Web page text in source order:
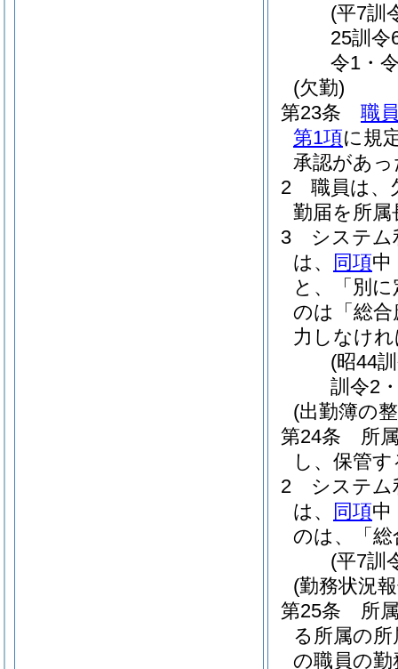
(平7訓
25訓令
令1・
(欠勤)
第23条
職
第1項に規
承認があ
2
職員は、
勤届を所
3
システム
は、
同項中
と、「別
のは「総
力しなけ
(昭44
訓令2
(出勤簿の
第24条
所
し、保管
2
システム
は、
同項中
のは、「
(平7訓
(勤務状況
第25条
所
る所属の
の職員の